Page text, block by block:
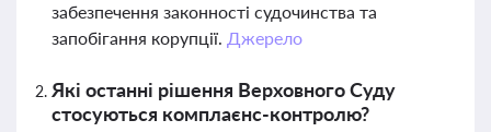
забезпечення законності судочинства та
запобігання корупції. Джерело
Які останні рішення Верховного Суду
стосуються комплаєнс-контролю?